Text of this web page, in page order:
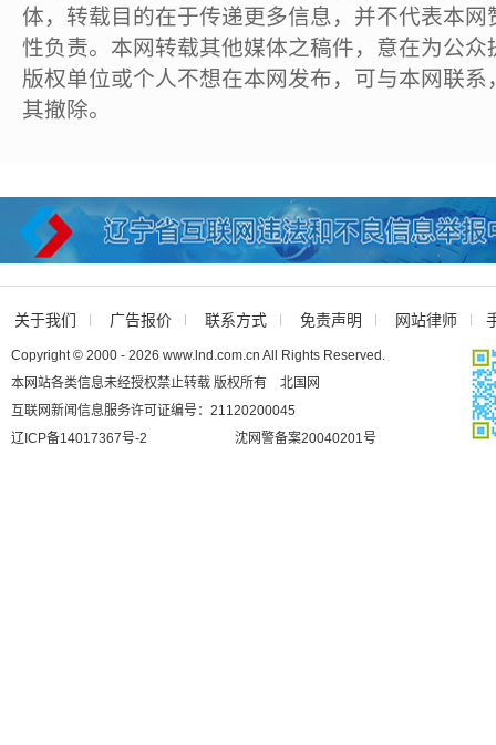
体，转载目的在于传递更多信息，并不代表本
性负责。本网转载其他媒体之稿件，意在为公
版权单位或个人不想在本网发布，可与本网联
其撤除。
关于我们 广告报价 联系方式 免责声明 网站律师
Copyright © 2000 - 2026 www.lnd.com.cn All Rights Reserved.
本网站各类信息未经授权禁止转载 版权所有 北国网
互联网新闻信息服务许可证编号：21120200045
辽ICP备14017367号-2
沈网警备案20040201号